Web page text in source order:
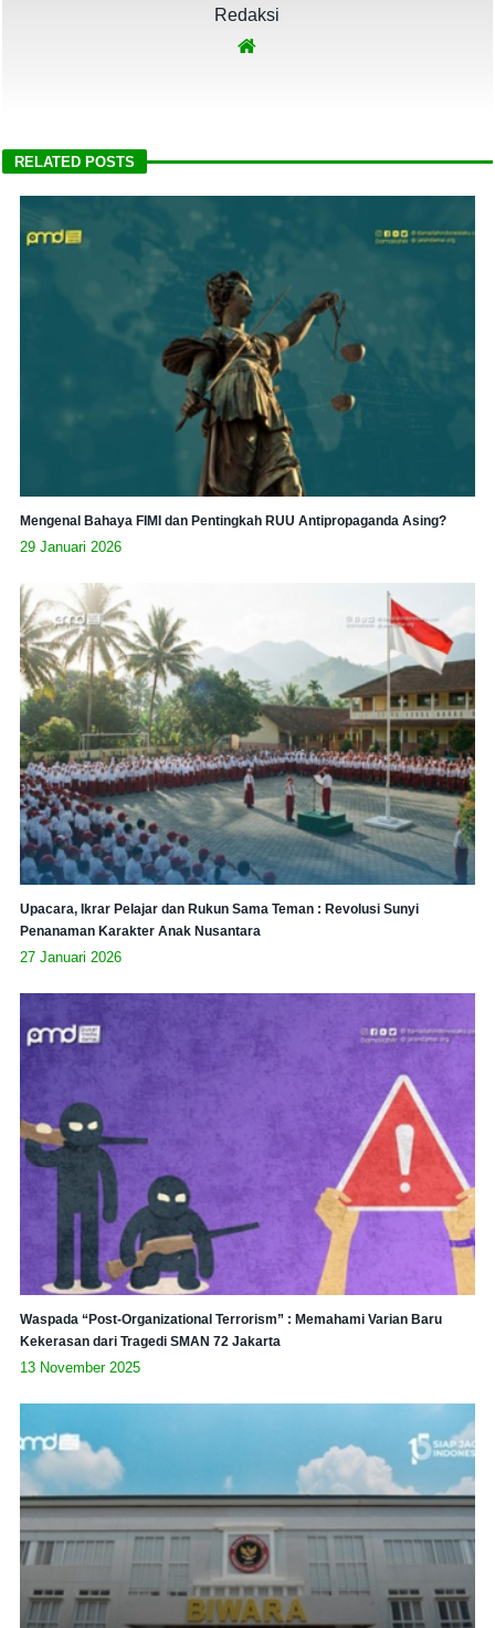
Redaksi
RELATED POSTS
Mengenal Bahaya FIMI dan Pentingkah RUU Antipropaganda Asing?
29 Januari 2026
Upacara, Ikrar Pelajar dan Rukun Sama Teman : Revolusi Sunyi
Penanaman Karakter Anak Nusantara
27 Januari 2026
Waspada “Post-Organizational Terrorism” : Memahami Varian Baru
Kekerasan dari Tragedi SMAN 72 Jakarta
13 November 2025